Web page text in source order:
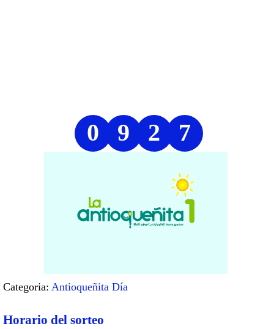
0 9 2 7
Categoria: Antioqueñita Día
Horario del sorteo